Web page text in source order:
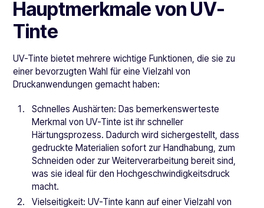
Hauptmerkmale von UV-
Tinte
UV-Tinte bietet mehrere wichtige Funktionen, die sie zu
einer bevorzugten Wahl für eine Vielzahl von
Druckanwendungen gemacht haben:
Schnelles Aushärten: Das bemerkenswerteste
Merkmal von UV-Tinte ist ihr schneller
Härtungsprozess. Dadurch wird sichergestellt, dass
gedruckte Materialien sofort zur Handhabung, zum
Schneiden oder zur Weiterverarbeitung bereit sind,
was sie ideal für den Hochgeschwindigkeitsdruck
macht.
Vielseitigkeit: UV-Tinte kann auf einer Vielzahl von